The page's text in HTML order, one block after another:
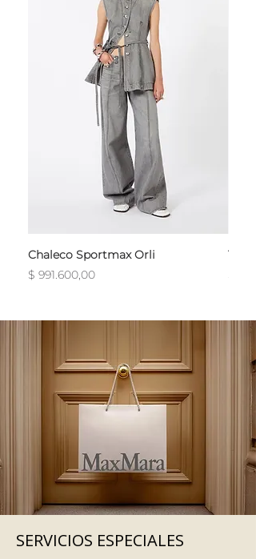
Chaleco Sportmax Orli
Precio
$ 991.600,00
T-
SERVICIOS ESPECIALES